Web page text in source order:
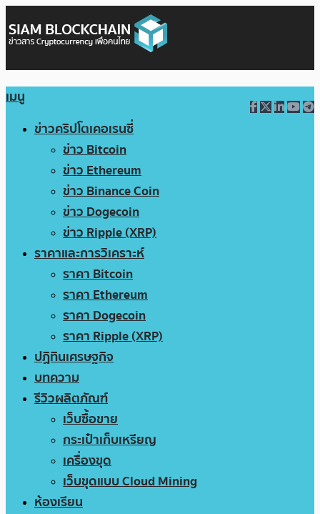
เมนู
ข่าวคริปโตเคอเรนซี่
ข่าว Bitcoin
ข่าว Ethereum
ข่าว Binance Coin
ข่าว Dogecoin
ข่าว Ripple (XRP)
ราคาและการวิเคราะห์
ราคา Bitcoin
ราคา Ethereum
ราคา Dogecoin
ราคา Ripple (XRP)
ปฏิทินเศรษฐกิจ
บทความ
รีวิวผลิตภัณฑ์
เว็บซื้อขาย
กระเป๋าเก็บเหรียญ
เครื่องขุด
เว็บขุดแบบ Cloud Mining
ห้องเรียน